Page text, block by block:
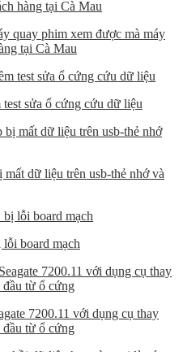
quay phim xem được mà máy
tại Cà Mau
sửa ổ cứng cứu dữ liệu
dữ liệu trên usb-thẻ nhớ và
board mạch
7200.11 với dụng cụ thay
đầu từ ổ cứng